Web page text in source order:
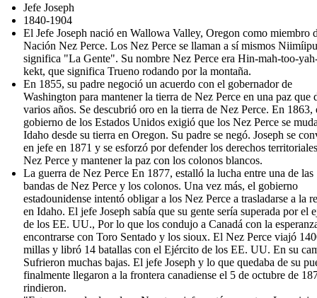
Jefe Joseph
1840-1904
El Jefe Joseph nació en Wallowa Valley, Oregon como miembro
Nación Nez Perce. Los Nez Perce se llaman a sí mismos
significa "La Gente". Su nombre Nez Perce era Hin-mah-too-
kekt, que significa Trueno rodando por la montaña.
En 1855, su padre negoció un acuerdo con el gobernador de
Washington para mantener la tierra de Nez Perce en una paz que
varios años. Se descubrió oro en la tierra de Nez Perce. En 1863,
gobierno de los Estados Unidos exigió que los Nez Perce se
Idaho desde su tierra en Oregon. Su padre se negó. Joseph se
en jefe en 1871 y se esforzó por defender los derechos
Nez Perce y mantener la paz con los colonos blancos.
La guerra de Nez Perce En 1877, estalló la lucha entre una de las
bandas de Nez Perce y los colonos. Una vez más, el gobierno
estadounidense intentó obligar a los Nez Perce a trasladarse a la
en Idaho. El jefe Joseph sabía que su gente sería superada por el
de los EE. UU., Por lo que los condujo a Canadá con la
encontrarse con Toro Sentado y los sioux. El Nez Perce viajó
millas y libró 14 batallas con el Ejército de los EE. UU. En su
Sufrieron muchas bajas. El jefe Joseph y lo que quedaba de su
finalmente llegaron a la frontera canadiense el 5 de octubre de
rindieron.